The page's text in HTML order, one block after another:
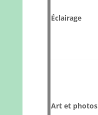
Éclairage
Art et photos